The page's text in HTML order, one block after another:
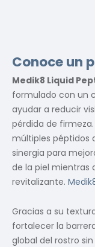
Conoce un
Medik8 Liquid
formulado con un
ayudar a reducir
pérdida de
múltiples péptidos
sinergia para
de la piel mientras
revitalizante.
Gracias a su
fortalecer la
global del rostro